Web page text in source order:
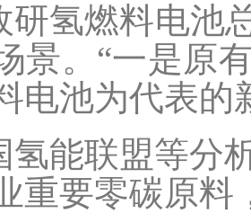
研氢燃料电池
景。“一是原
电池为代表的
能联盟等分
重要零碳原料